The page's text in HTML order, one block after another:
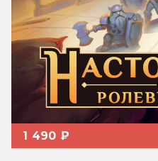
1 490 ₽